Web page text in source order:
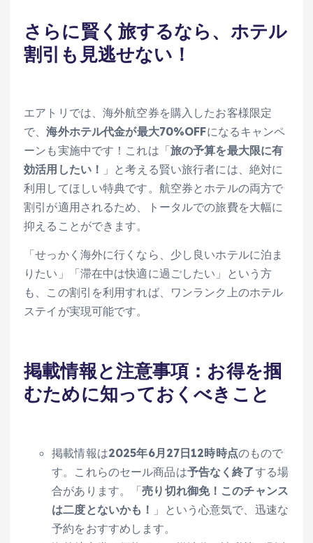
さらに賢く旅するなら、ホテル
割引も見逃せない！
エアトリでは、海外航空券を購入したお客様限定
で、海外ホテル代金が最大70%OFFになるキャンペ
ーンも実施中です！これは「旅の予算を最大限に有
効活用したい！ 」と考える賢い旅行者には、絶対に
利用してほしい特典です。航空券とホテルの両方で
割引が適用されるため、トータルでの旅費を大幅に
抑えることができます。
「せっかく海外に行くなら、少し良いホテルに泊ま
りたい」「滞在中は快適に過ごしたい」という方
も、この割引を利用すれば、ワンランク上のホテル
ステイが実現可能です。
掲載情報と注意事項：お得を掴
むために知っておくべきこと
掲載情報は2025年6月27日12時時点のもので
す。これらのセール商品は予告なく終了する場
合があります。「売り切れ御免！このチャンス
は二度とないかも！ 」という心意気で、迅速な
予約をおすすめします。